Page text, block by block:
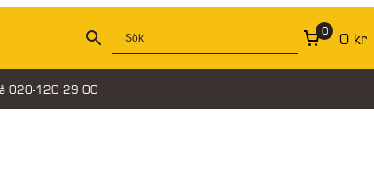
0 0 kr
020-120 29 00